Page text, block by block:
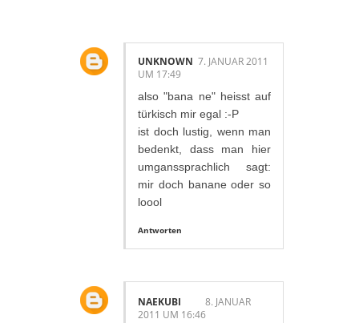
UNKNOWN 7. JANUAR 2011
UM 17:49
also "bana ne" heisst auf
türkisch mir egal :-P
ist doch lustig, wenn man
bedenkt, dass man hier
umganssprachlich sagt:
mir doch banane oder so
loool
Antworten
NAEKUBI
8. JANUAR
2011 UM 16:46